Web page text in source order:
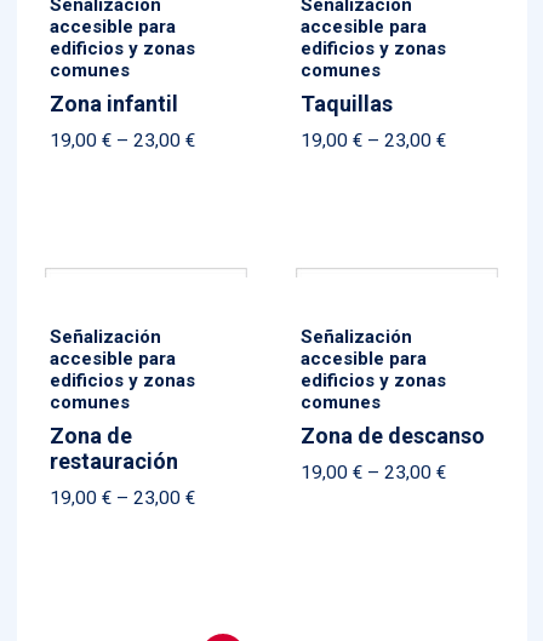
Señalización
accesible para
edificios y zonas
comunes
Zona infantil
19,00€ – 23,00€Price
Señalización
accesible para
edificios y zonas
comunes
Taquillas
19,00 € – 23,00 €Price
Señalización
accesible para
edificios y zonas
comunes
Zona de
restauración
19,00€ – 23,00€Price
Señalización
accesible para
edificios y zonas
comunes
Zona de descanso
19,00 € – 23,00 €Price